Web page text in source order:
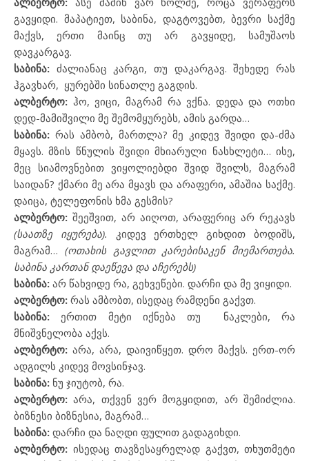
გავყიდი. მაპატიეთ, საბინა, დაგტოვებთ, ბევრი საქმე
მაქვს, ერთი მაინც თუ არ გავყიდე, სამუშაოს
დავკარგავ.
საბინა: ძალიანაც კარგი, თუ დაკარგავ. შეხედე რას
ჰგავხარ, ყურებში სინათლე გაგდის.
ალბერტო: ჰო, ვიცი, მაგრამ რა ვქნა. დედა და ოთხი
დედ-მამიშვილი მე შემომყურებს, ამის გარდა…
საბინა: რას ამბობ, მართლა? მე კიდევ შვიდი და-ძმა
მყავს. მზის წნულის შვიდი მხიარული ნასხლეტი… ისე,
მეც სიამოვნებით ვიყოლიებდი შვიდ შვილს, მაგრამ
საიდან? ქმარი მე არა მყავს და არაფერი, ამაშია საქმე.
დაიცა, ტელეფონის ხმა გესმის?
ალბერტო: შეეშვით, არ აიღოთ, არაფერიც არ რეკავს
(საათზე იყურება). კიდევ ერთხელ გიხდით ბოდიშს,
მაგრამ… (ოთახის გავლით კარებისაკენ მიემართება.
საბინა კართან დაეწევა და აჩერებს)
საბინა: არ წახვიდე რა, გეხვეწები. დარჩი და მე ვიყიდი.
ალბერტო: რას ამბობთ, ისედაც რამდენი გაქვთ.
საბინა: ერთით მეტი იქნება თუ
ნაკლები, რა
მნიშვნელობა აქვს.
ალბერტო: არა, არა, დაივიწყეთ. დრო მაქვს. ერთ-ორ
ადგილს კიდევ მოვსინჯავ.
საბინა: ნუ ჯიუტობ, რა.
ალბერტო:არა, თქვენ ვერ მოგყიდით, არ შემიძლია.
ბიზნესი ბიზნესია, მაგრამ…
საბინა: დარჩი და ნაღდი ფულით გადაგიხდი.
ალბერტო: ისედაც თავზესაყრელად გაქვთ, თხუთმეტი